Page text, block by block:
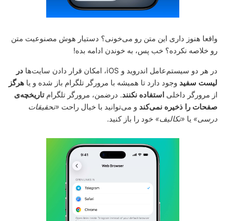
واقعا هنوز داری این متن رو می‌خونی؟ دستیار هوش مصنوعیت متن
رو خلاصه نکرده؟ خب پس، به خوندن ادامه بده!
در هر دو سیستم‌عامل اندروید و iOS، امکان قرار دادن سایت‌ها
در
لیست سفید وجود دارد تا همیشه با مرورگر تلگرام باز شده و یا هرگز
از مرورگر داخلی استفاده نکنند. درضمن، مرورگر تلگرامتاریخچه‌ی
صفحات را ذخیره نمی‌کند و می‌توانید با خیال راحت «تحقیقات
درسی» یا «تکالیف» خود را باز کنید.